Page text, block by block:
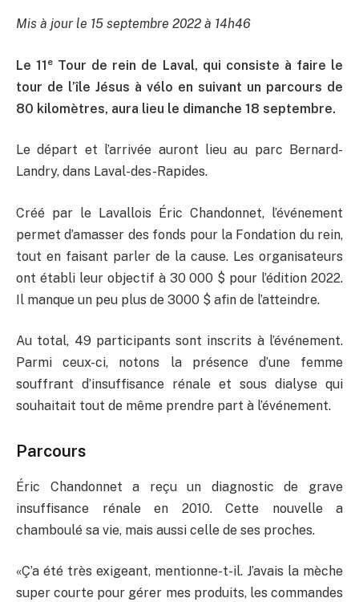
Mis à jour le 15 septembre 2022 à 14h46
Le 11 e Tour de rein de Laval, qui consiste à faire le
tour de l’île Jésus à vélo en suivant un parcours de
80 kilomètres, aura lieu le dimanche 18 septembre.
Le départ et l’arrivée auront lieu au parc Bernard-
Landry, dans Laval-des-Rapides.
Créé par le Lavallois Éric Chandonnet, l’événement
permet d’amasser des fonds pour la Fondation du rein,
tout en faisant parler de la cause. Les organisateurs
ont établi leur objectif à 30 000 $ pour l’édition 2022.
Il manque un peu plus de 3000 $ afin de l’atteindre.
Au total, 49 participants sont inscrits à l’événement.
Parmi ceux-ci, notons la présence d’une femme
souffrant d’insuffisance rénale et sous dialyse qui
souhaitait tout de même prendre part à l’événement.
Parcours
Éric Chandonnet a reçu un diagnostic de grave
insuffisance rénale en 2010. Cette nouvelle a
chamboulé sa vie, mais aussi celle de ses proches.
«Ç’a été très exigeant, mentionne-t-il. J’avais la mèche
super courte pour gérer mes produits, les commandes